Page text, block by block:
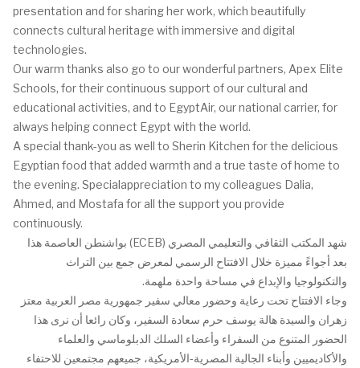
presentation and for sharing her work, which beautifully
connects cultural heritage with immersive and digital
technologies.
Our warm thanks also go to our wonderful partners, Apex Elite
Schools, for their continuous support of our cultural and
educational activities, and to EgyptAir, our national carrier, for
always helping connect Egypt with the world.
A special thank-you as well to Sherin Kitchen for the delicious
Egyptian food that added warmth and a true taste of home to
the evening. Specialappreciation to my colleagues Dalia,
Ahmed, and Mostafa for all the support you provide
continuously.
شهد المكتب الثقافي والتعليمي المصري (ECEB) بواشنطن العاصمة هذا
بعد أجواءً مميزة خلال الافتتاح الرسمي لمعرض جمع بين التراث
والتكنولوجيا والإبداع في مساحة واحدة ملهمة.
وجاء الافتتاح تحت رعاية وحضور معالي سفير جمهورية مصر العربية معتز
زهران والسيدة هالة يوسف حرم سعادة السفير، وكان رائعا أن نرى هذا
الحضور المتنوع من السفراء وأعضاء السلك الدبلوماسي والعلماء
والأكاديميين وأبناء الجالية المصرية-الأمريكية، جميعهم مجتمعين للاحتفاء